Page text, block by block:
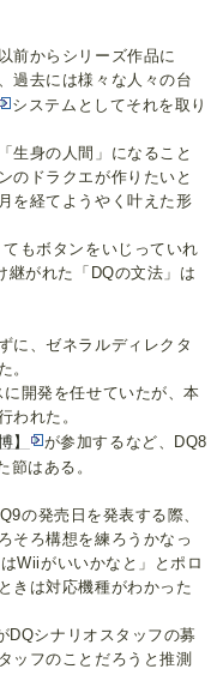
前からシリーズ作品に
過去には様々な人々の台
システムとしてそれを取り
生身の人間」になること
のドラクエが作りたいと
を経てようやく叶えた形
もボタンをいじっていれ
継がれた「DQの文法」は
に、ゼネラルディレクタ
。
開発を任せていたが、本
われた。
】
が参加するなど、DQ8
節はある。
の発売日を発表する際、
そろ構想を練ろうかなっ
Wiiがいいかなと」とポロ
きは対応機種がわかった
DQシナリオスタッフの募
ッフのことだろうと推測